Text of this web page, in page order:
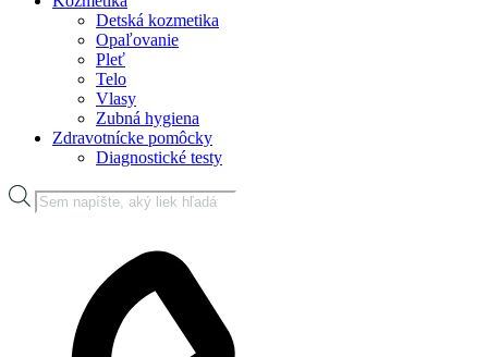
Detská kozmetika
Opaľovanie
Pleť
Telo
Vlasy
Zubná hygiena
Zdravotnícke pomôcky
Diagnostické testy
Products
search